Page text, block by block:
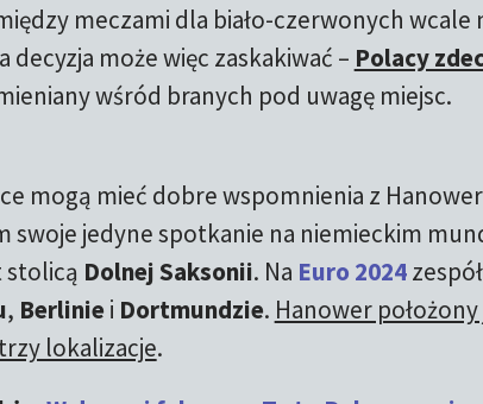
meczami dla biało-czerwonych wcale
decyzja może więc zaskakiwać – Polacy
wśród branych pod uwagę miejsc.
mogą mieć dobre wspomnienia z
swoje jedyne spotkanie na niemieckim
stolicą Dolnej Saksonii. Na Euro 2024
, Berliniei Dortmundzie. Hanower
lokalizacje.